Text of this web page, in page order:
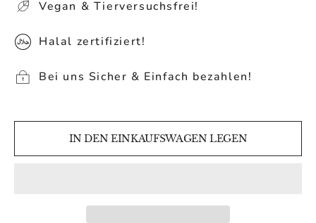
Vegan & Tierversuchsfrei!
Halal zertifiziert!
Bei uns Sicher & Einfach bezahlen!
IN DEN EINKAUFSWAGEN LEGEN